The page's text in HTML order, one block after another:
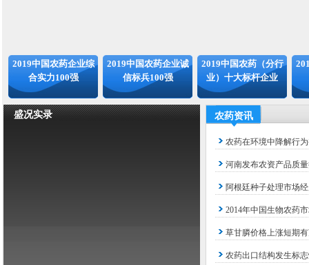
2019中国农药企业综
合实力100强
2019中国农药企业诚
信标兵100强
2019中国农药（分行
业）十大标杆企业
盛况实录 农药资讯
农药在环境中降解行
河南发布农资产品质
阿根廷种子处理市场
2014年中国生物农药
草甘膦价格上涨短期
农药出口结构发生标